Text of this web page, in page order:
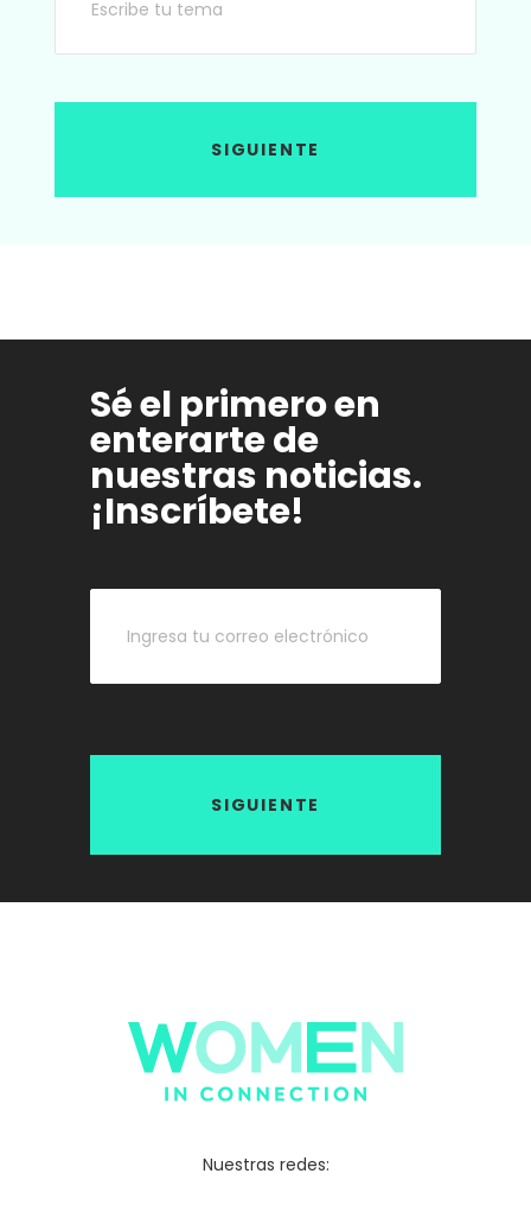
SIGUIENTE
Sé el primero en
enterarte de
nuestras noticias.
¡Inscríbete!
SIGUIENTE
Nuestras redes: